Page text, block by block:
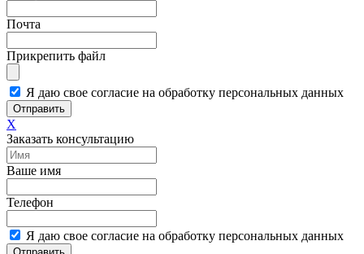
Почта
Прикрепить файл
Я даю свое согласие на обработку персональных данных
Отправить
X
Заказать консультацию
Ваше имя
Телефон
Я даю свое согласие на обработку персональных данных